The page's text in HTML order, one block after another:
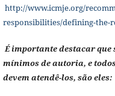
http://www.icmje.org/
responsibilities/defining-the-
É importante destacar
mínimos de autoria, e
devem atendê-los, são eles: